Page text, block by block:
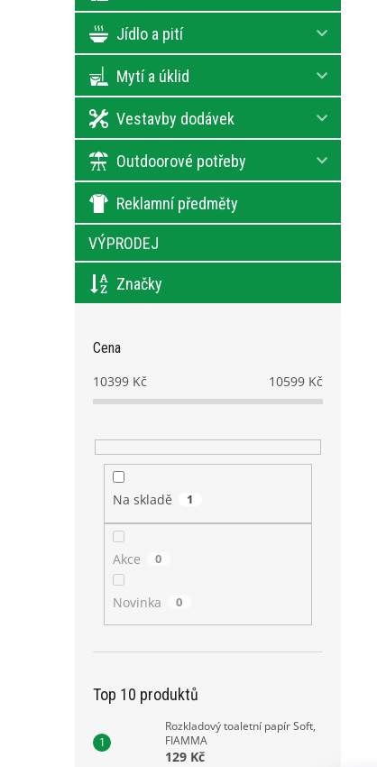
Jídlo a pití
Mytí a úklid
Vestavby dodávek
Outdoorové potřeby
Reklamní předměty
VÝPRODEJ
Značky
Cena
10399 Kč 10599 Kč
Na skladě 1
Akce 0
Novinka 0
Top 10 produktů
Rozkladový toaletní papír Soft,
FIAMMA
129 Kč